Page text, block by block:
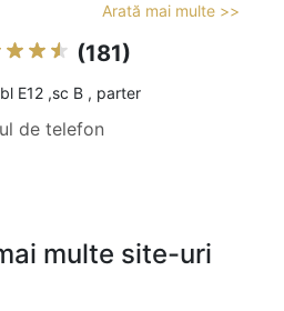
Arată mai multe >>
(181)
E12 ,sc B , parter
de telefon
multe site-uri